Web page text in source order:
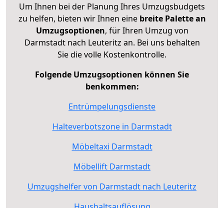
Um Ihnen bei der Planung Ihres Umzugsbudgets
zu helfen, bieten wir Ihnen eine breite Palette an
Umzugsoptionen, für Ihren Umzug von
Darmstadt nach Leuteritz an. Bei uns behalten
Sie die volle Kostenkontrolle.
Folgende Umzugsoptionen können Sie
benkommen:
Entrümpelungsdienste
Halteverbotszone in Darmstadt
Möbeltaxi Darmstadt
Möbellift Darmstadt
Umzugshelfer von Darmstadt nach Leuteritz